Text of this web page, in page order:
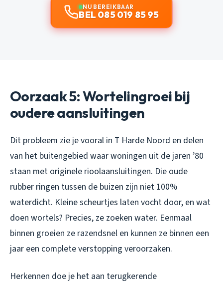
NU BEREIKBAAR
BEL 085 019 85 95
Oorzaak 5: Wortelingroei bij
oudere aansluitingen
Dit probleem zie je vooral in T Harde Noord en delen
van het buitengebied waar woningen uit de jaren ’80
staan met originele rioolaansluitingen. Die oude
rubber ringen tussen de buizen zijn niet 100%
waterdicht. Kleine scheurtjes laten vocht door, en wat
doen wortels? Precies, ze zoeken water. Eenmaal
binnen groeien ze razendsnel en kunnen ze binnen een
jaar een complete verstopping veroorzaken.
Herkennen doe je het aan terugkerende